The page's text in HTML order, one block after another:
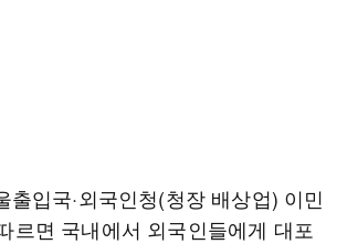
출입국·외국인청(청장 배상업) 이민
르면 국내에서 외국인들에게 대포